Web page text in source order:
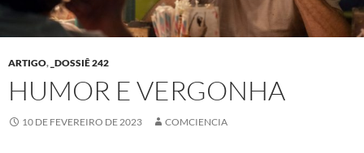
ARTIGO, _DOSSIÊ 242
HUMOR E VERGONHA
10 DE FEVEREIRO DE 2023 COMCIENCIA